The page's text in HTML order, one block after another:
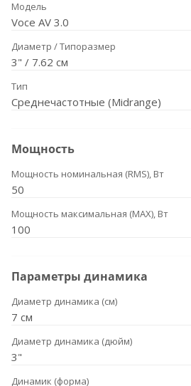
Модель
Voce AV 3.0
Диаметр / Типоразмер
3" / 7.62 см
Тип
Среднечастотные (Midrange)
Мощность
Мощность номинальная (RMS), Вт
50
Мощность максимальная (MAX), Вт
100
Параметры динамика
Диаметр динамика (см)
7 см
Диаметр динамика (дюйм)
3"
Динамик (форма)